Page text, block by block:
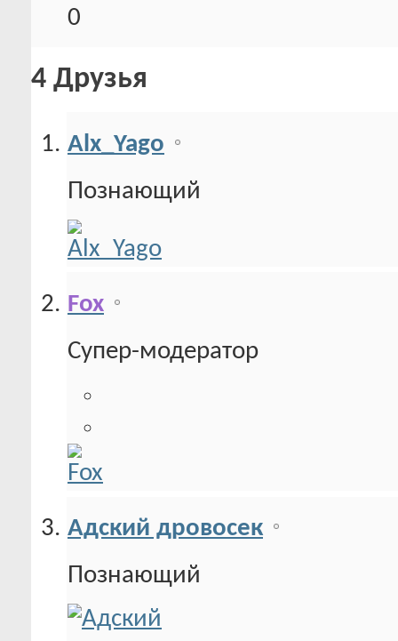
0
4 Друзья
Alx_Yago
Познающий
Fox
Супер-модератор
Адский дровосек
Познающий